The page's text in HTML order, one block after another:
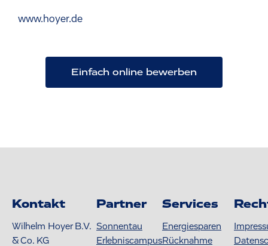
www.hoyer.de
Einfach online bewerben
Kontakt
Wilhelm Hoyer B.V.
& Co. KG
Partner
Sonnentau
Erlebniscampus
Services
Energiesparen
Rücknahme